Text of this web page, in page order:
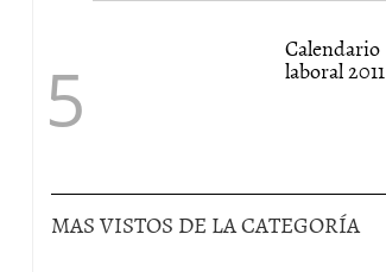
Calendario
laboral 2011
MAS VISTOS DE LA CATEGORÍA